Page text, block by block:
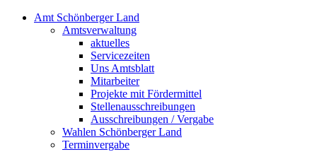
Amt Schönberger Land
Amtsverwaltung
aktuelles
Servicezeiten
Uns Amtsblatt
Mitarbeiter
Projekte mit Fördermittel
Stellenausschreibungen
Ausschreibungen / Vergabe
Wahlen Schönberger Land
Terminvergabe